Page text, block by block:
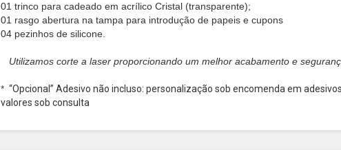
01 trinco para cadeado em acrílico Cristal (transparente);
01 rasgo abertura na tampa para introdução de papeis e cupons
04 pezinhos de silicone.
Utilizamos corte a laser proporcionando um melhor acabamento e
* “Opcional” Adesivo não incluso: personalização sob encomenda em
valores sob consulta